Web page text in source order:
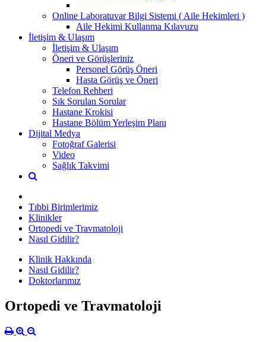
Online Laboratuvar Bilgi Sistemi ( Aile Hekimleri )
Aile Hekimi Kullanma Kılavuzu
İletişim & Ulaşım
İletişim & Ulaşım
Öneri ve Görüşleriniz
Personel Görüş Öneri
Hasta Görüş ve Öneri
Telefon Rehberi
Sık Sorulan Sorular
Hastane Krokisi
Hastane Bölüm Yerleşim Planı
Dijital Medya
Fotoğraf Galerisi
Video
Sağlık Takvimi
Tıbbi Birimlerimiz
Klinikler
Ortopedi ve Travmatoloji
Nasıl Gidilir?
Klinik Hakkında
Nasıl Gidilir?
Doktorlarımız
Ortopedi ve Travmatoloji